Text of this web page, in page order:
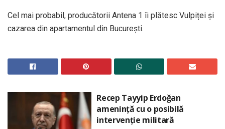
Cel mai probabil, producătorii Antena 1 îi plătesc Vulpiței și
cazarea din apartamentul din București.
Recep Tayyip Erdoğan
amenință cu o posibilă
intervenție militară